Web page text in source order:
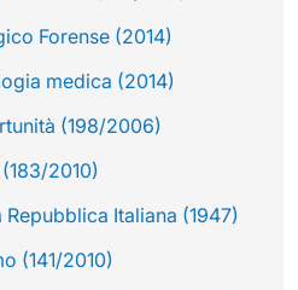
Forense (2014)
medica (2014)
(198/2006)
2010)
Italiana (1947)
(141/2010)